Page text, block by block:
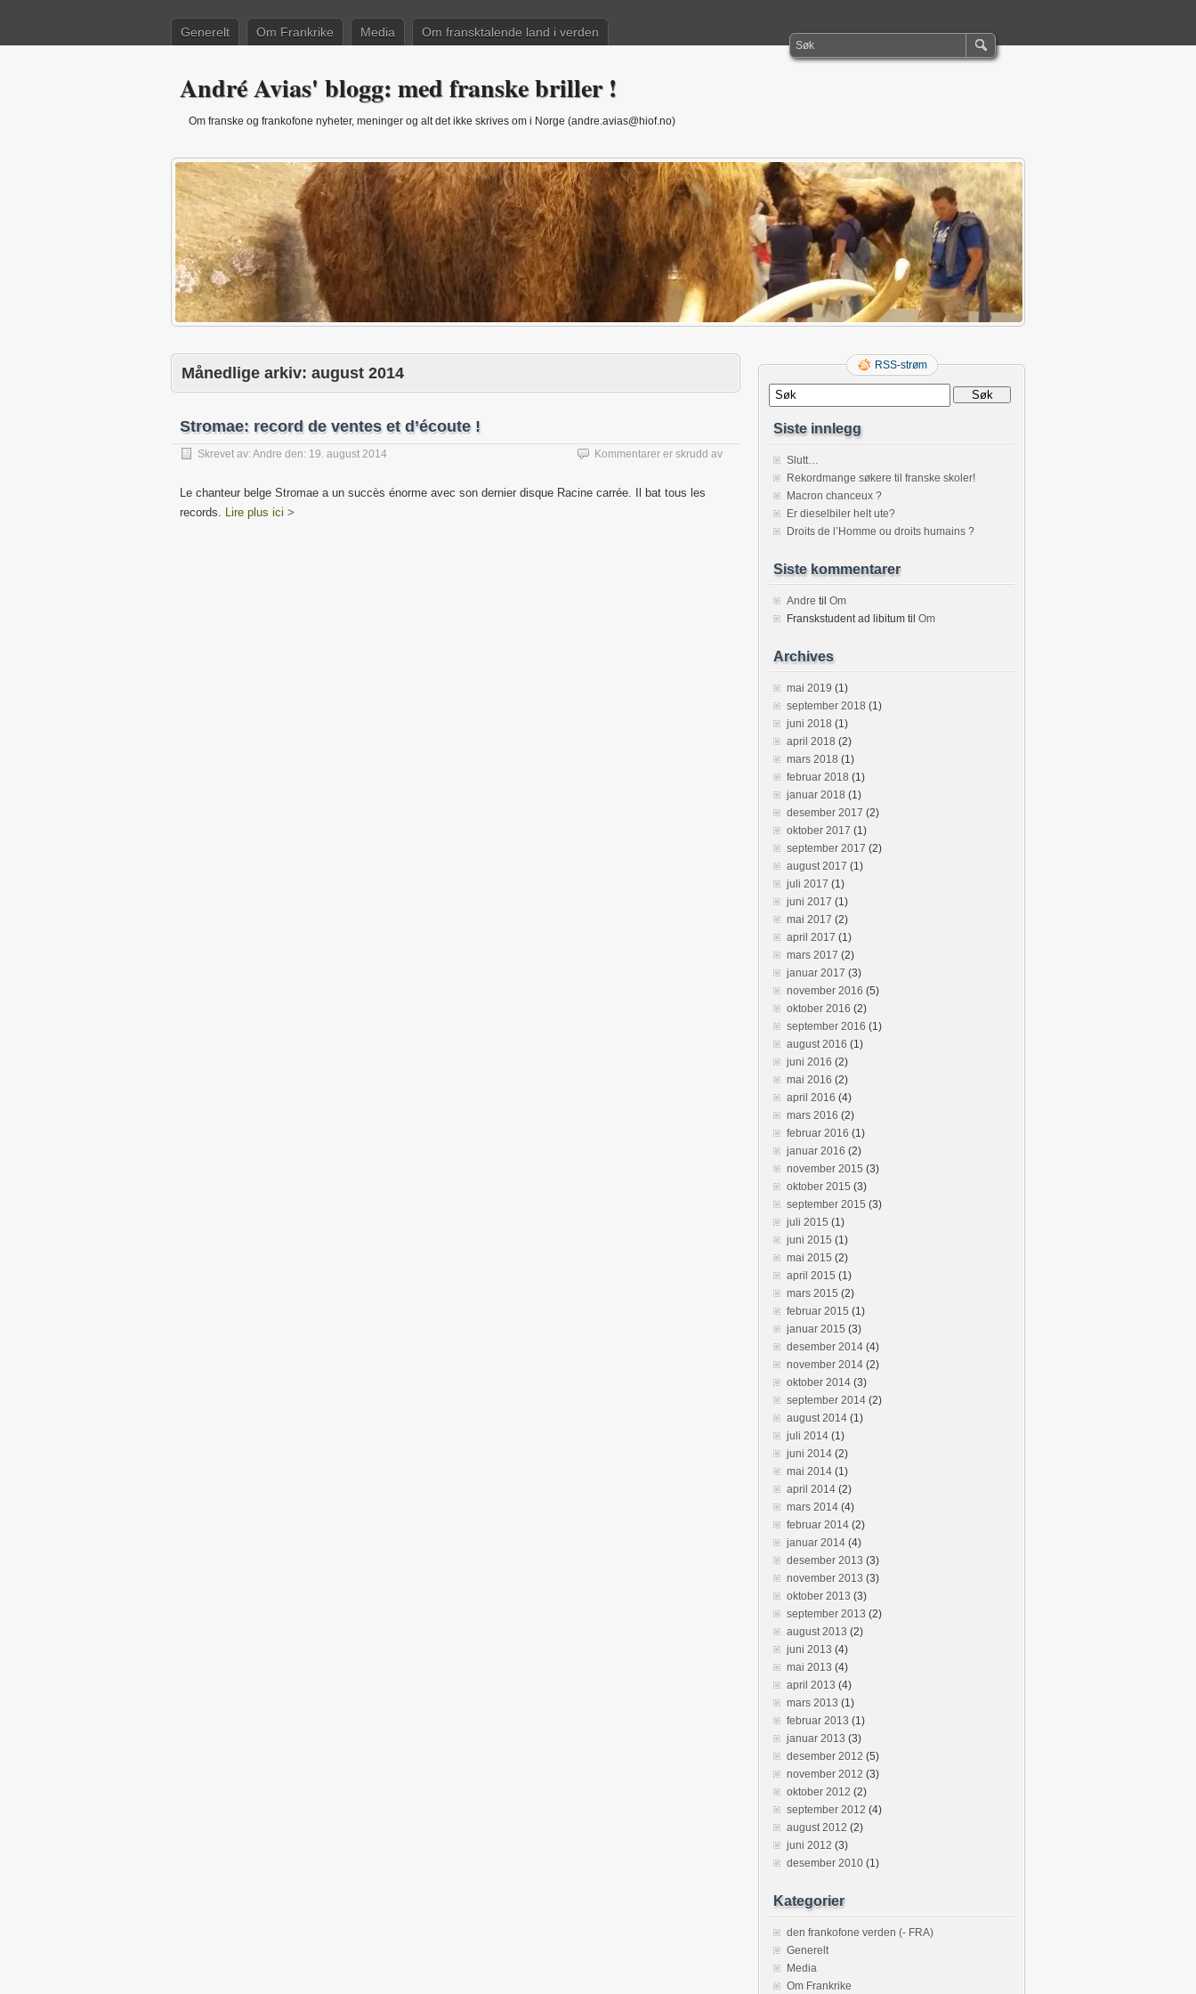
Generelt Om Frankrike Media Om fransktalende land i verden
André Avias' blogg: med franske briller !
Om franske og frankofone nyheter, meninger og alt det ikke skrives om i Norge (andre.avias@hiof.no)
Månedlige arkiv: august 2014
Stromae: record de ventes et d’écoute !
Skrevet av: Andre den: 19. august 2014 Kommentarer er skrudd avfor
Le chanteur belge Stromae a un succès énorme avec son dernier disque Racine carrée. Il bat tous les
records. Lire plus ici >
RSS-strøm
Siste innlegg
Slutt…
Rekordmange søkere til franske skoler!
Macron chanceux ?
Er dieselbiler helt ute?
Droits de l’Homme ou droits humains ?
Siste kommentarer
Andre til Om
Franskstudent ad libitum til Om
Archives
mai 2019 (1)
september 2018 (1)
juni 2018 (1)
april 2018 (2)
mars 2018 (1)
februar 2018 (1)
januar 2018 (1)
desember 2017 (2)
oktober 2017 (1)
september 2017 (2)
august 2017 (1)
juli 2017 (1)
juni 2017 (1)
mai 2017 (2)
april 2017 (1)
mars 2017 (2)
januar 2017 (3)
november 2016 (5)
oktober 2016 (2)
september 2016 (1)
august 2016 (1)
juni 2016 (2)
mai 2016 (2)
april 2016 (4)
mars 2016 (2)
februar 2016 (1)
januar 2016 (2)
november 2015 (3)
oktober 2015 (3)
september 2015 (3)
juli 2015 (1)
juni 2015 (1)
mai 2015 (2)
april 2015 (1)
mars 2015 (2)
februar 2015 (1)
januar 2015 (3)
desember 2014 (4)
november 2014 (2)
oktober 2014 (3)
september 2014 (2)
august 2014 (1)
juli 2014 (1)
juni 2014 (2)
mai 2014 (1)
april 2014 (2)
mars 2014 (4)
februar 2014 (2)
januar 2014 (4)
desember 2013 (3)
november 2013 (3)
oktober 2013 (3)
september 2013 (2)
august 2013 (2)
juni 2013 (4)
mai 2013 (4)
april 2013 (4)
mars 2013 (1)
februar 2013 (1)
januar 2013 (3)
desember 2012 (5)
november 2012 (3)
oktober 2012 (2)
september 2012 (4)
august 2012 (2)
juni 2012 (3)
desember 2010 (1)
Kategorier
den frankofone verden (- FRA)
Generelt
Media
Om Frankrike